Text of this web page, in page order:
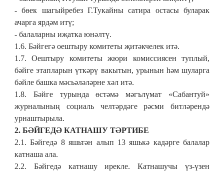
-бөек шагыйребез Г.Тукайны сатира остасы буларак
ачарга ярдәм итү;
- балаларны иҗатка юнәлтү.
1.6. Бәйгегә оештыру комитеты җитәкчелек итә.
1.7. Оештыру комитеты жюри комиссиясен туплый,
бәйге этапларын үткәрү вакытын, урынын һәм шуларга
бәйле башка мәсьәләләрне хәл итә.
1.8. Бәйге турында өстәмә мәгълүмат «Сабантуй»
журналының социаль челтәрдәге рәсми битләрендә
урнаштырыла.
2. БӘЙГЕДӘ КАТНАШУ ТӘРТИБЕ
2.1. Бәйгедә 8 яшьтән алып 13 яшькә кадәрге балалар
катнаша ала.
2.2. Бәйгедә катнашу ирекле. Катнашучы үз-үзен